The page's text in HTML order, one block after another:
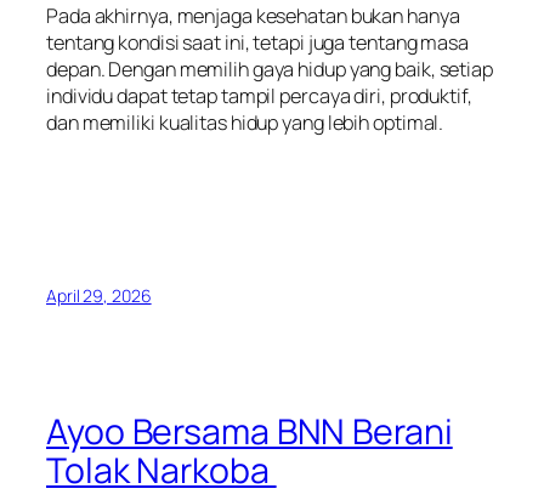
Pada akhirnya, menjaga kesehatan bukan hanya
tentang kondisi saat ini, tetapi juga tentang masa
depan. Dengan memilih gaya hidup yang baik, setiap
individu dapat tetap tampil percaya diri, produktif,
dan memiliki kualitas hidup yang lebih optimal.
April 29, 2026
Ayoo Bersama BNN Berani
Tolak Narkoba